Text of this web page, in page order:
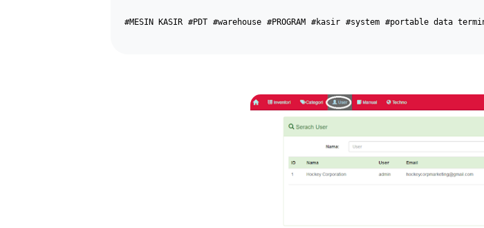
#MESIN KASIR #PDT #warehouse #PROGRAM #kasir #system #portable data